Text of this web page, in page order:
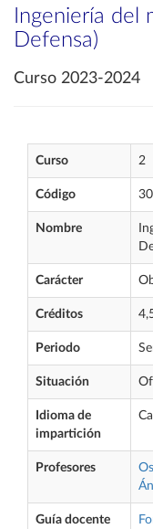
Ingeniería del
Defensa)
Curso 2023-2024
Curso 2
Código
Nombre
Carácter
Créditos
Periodo
Situación
Idioma de
impartición
Profesores
Guía docente